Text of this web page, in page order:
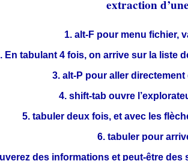
extraction
1. alt-F pour menu fichier,
En tabulant 4 fois, on arrive sur la liste
3. alt-P pour aller
4. shift-tab ouvre
5. tabuler deux fois, et avec les
6. tabuler pour
des informations et peut-être